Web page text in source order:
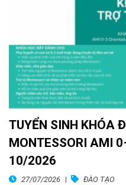
TUYỂN SINH KHÓA
MONTESSORI AMI
10/2026
27/07/2026 ĐÀO TẠO